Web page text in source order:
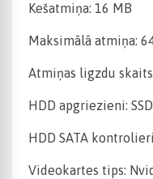
Kešatmiņa: 16 MB
Maksimālā atmiņa:
Atmiņas ligzdu
HDD apgriezieni: SSD
HDD SATA
Videokartes tips: